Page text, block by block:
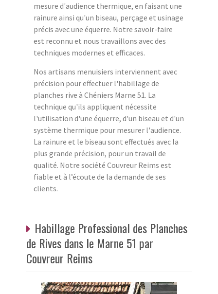
mesure d'audience thermique, en faisant une
rainure ainsi qu'un biseau, perçage et usinage
précis avec une équerre. Notre savoir-faire
est reconnu et nous travaillons avec des
techniques modernes et efficaces.
Nos artisans menuisiers interviennent avec
précision pour effectuer l'habillage de
planches rive à Chéniers Marne 51. La
technique qu'ils appliquent nécessite
l'utilisation d'une équerre, d'un biseau et d'un
système thermique pour mesurer l'audience.
La rainure et le biseau sont effectués avec la
plus grande précision, pour un travail de
qualité. Notre société Couvreur Reims est
fiable et à l’écoute de la demande de ses
clients.
Habillage Professional des Planches
de Rives dans le Marne 51 par
Couvreur Reims